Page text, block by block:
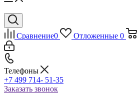
Сравнение0 Отложенные 0
Телефоны
+7 499 714- 51-35
Заказать звонок